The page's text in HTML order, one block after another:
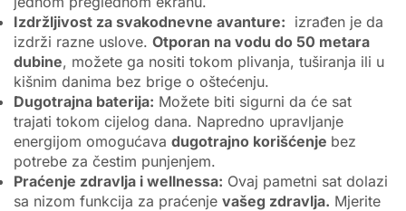
Izdržljivost za svakodnevne avanture: izrađen je da
izdrži razne uslove. Otporan na vodu do 50 metara
dubine, možete ga nositi tokom plivanja, tuširanja ili u
kišnim danima bez brige o oštećenju.
Dugotrajna baterija: Možete biti sigurni da će sat
trajati tokom cijelog dana. Napredno upravljanje
energijom omogućava dugotrajno korišćenje bez
potrebe za čestim punjenjem.
Praćenje zdravlja i wellnessa: Ovaj pametni sat dolazi
sa nizom funkcija za praćenje vašeg zdravlja. Mjerite